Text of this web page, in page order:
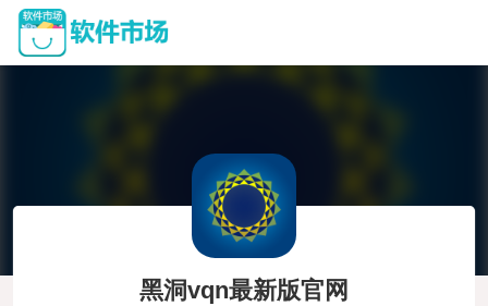
黑洞vqn最新版官网